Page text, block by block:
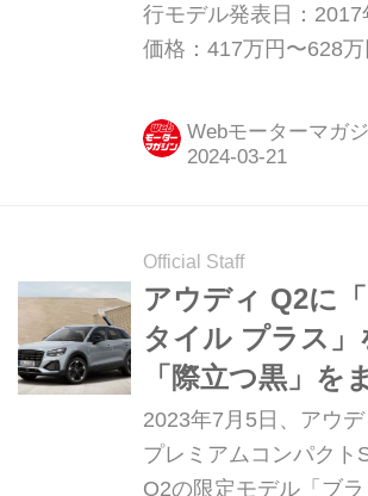
行モデル発表日：2017
価格：417万円〜628万
Webモーターマガ
Official Staff
アウディ Q2に
タイル プラス」
「際立つ黒」を
台限定モデルだ
2023年7月5日、アウ
プレミアムコンパクト
Q2の限定モデル「ブ